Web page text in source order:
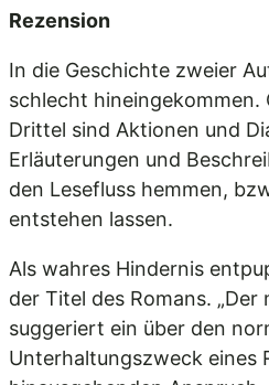
Rezension
In die Geschichte zweier
schlecht hineingekommen.
Drittel sind Aktionen und
Erläuterungen und
den Lesefluss hemmen,
entstehen lassen.
Als wahres Hindernis
der Titel des Romans. „Der
suggeriert ein über den
Unterhaltungszweck eines